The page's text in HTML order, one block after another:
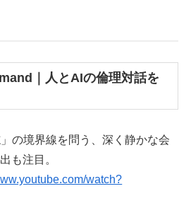
｜人とAIの倫理対話を
の境界線を問う、深く静かな会
も注目。
watch?